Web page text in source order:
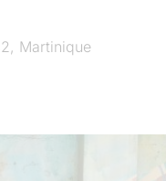
Martinique